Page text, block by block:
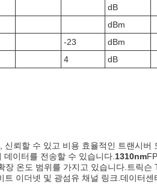
dB
dBm
-23
dBm
4 dB
신뢰할 수 있고 비용 효율적인 트랜시
이터를 전송할 수 있습니다. 1310nm
온도 범위를 가지고 있습니다.트릭
이더넷 및 광섬유 채널 링크.데이터